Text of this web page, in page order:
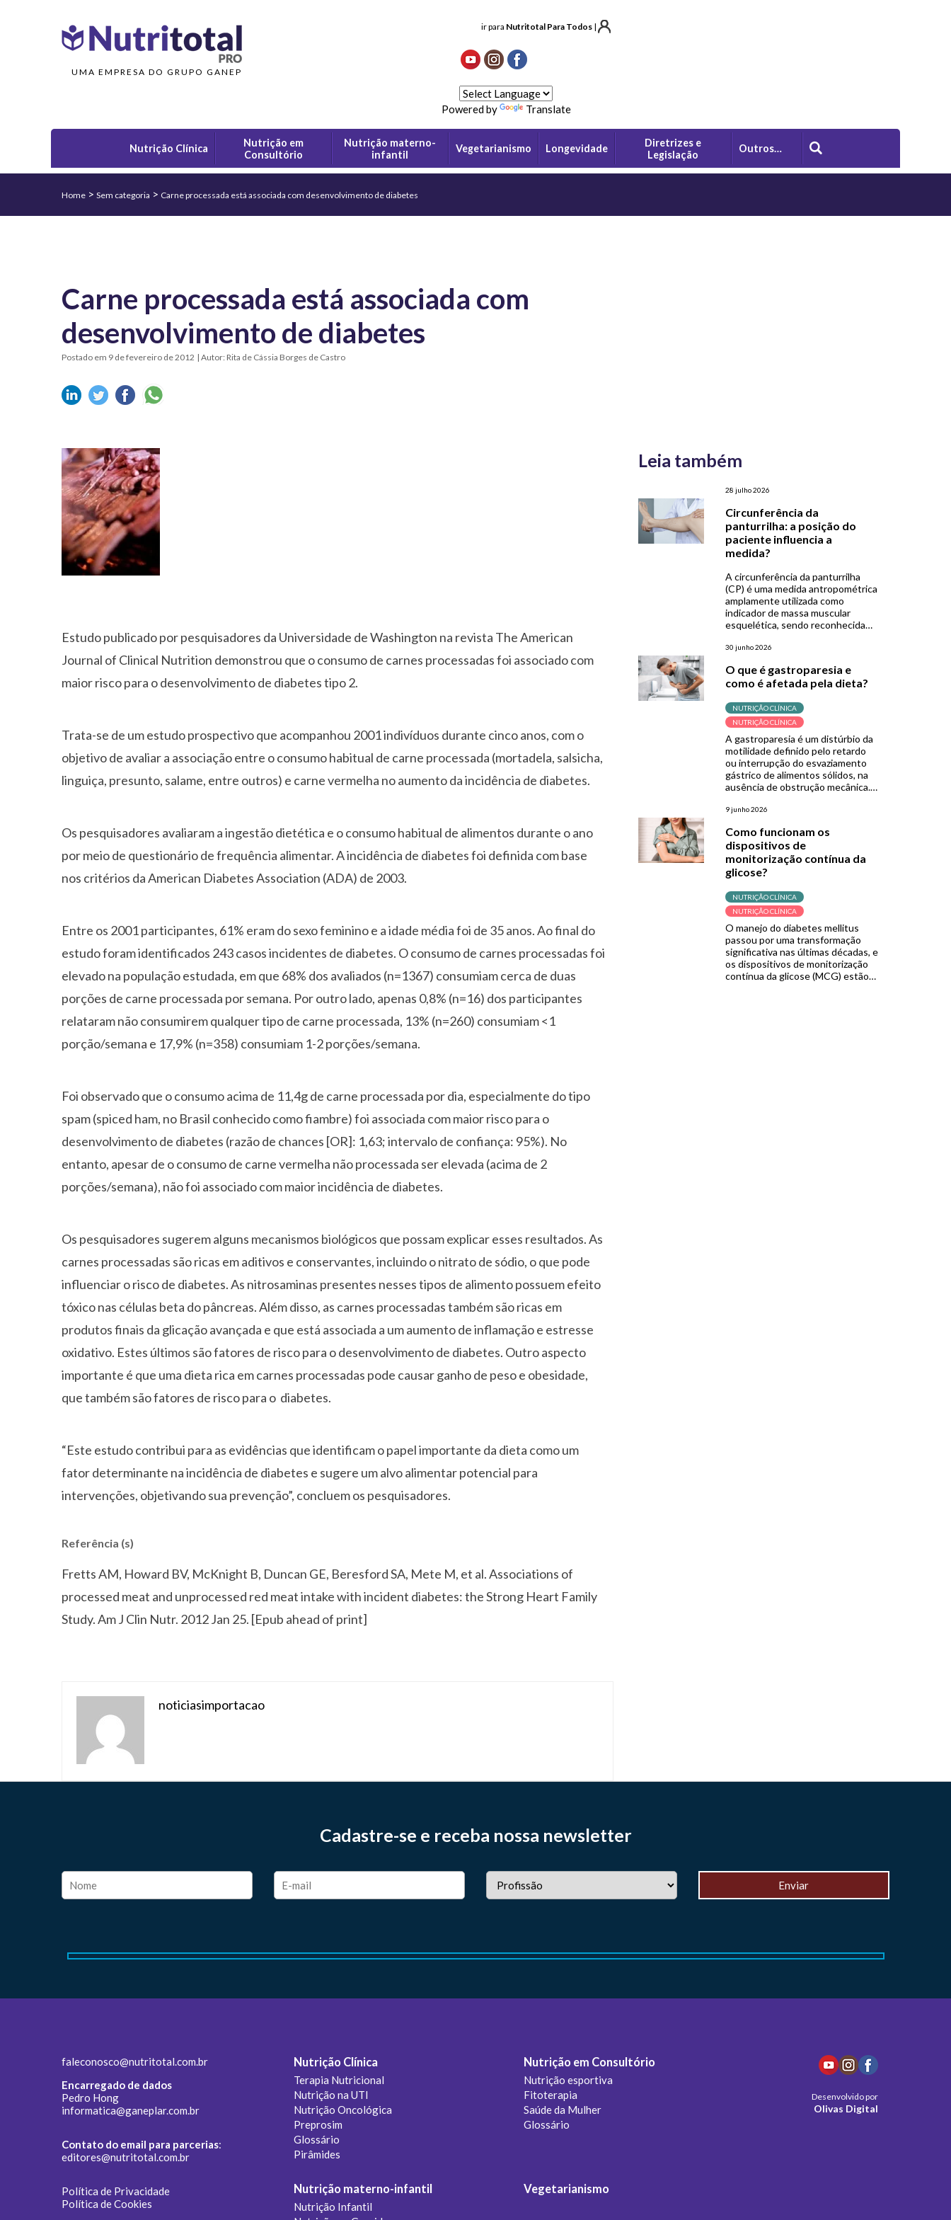
UMA EMPRESA DO GRUPO GANEP
Powered by Translate
ir para Nutritotal Para Todos |
Nutrição Clínica
Nutrição em
Consultório
Nutrição materno-
infantil
Vegetarianismo Longevidade
Diretrizes e
Legislação
Outros…
Home > Sem categoria > Carne processada está associada com desenvolvimento de diabetes
Carne processada está associada com
desenvolvimento de diabetes
Postado em 9 de fevereiro de 2012 | Autor: Rita de Cássia Borges de Castro
Estudo publicado por pesquisadores da Universidade de Washington na revista The American
Journal of Clinical Nutrition demonstrou que o consumo de carnes processadas foi associado com
maior risco para o desenvolvimento de diabetes tipo 2.
Trata-se de um estudo prospectivo que acompanhou 2001 indivíduos durante cinco anos, com o
objetivo de avaliar a associação entre o consumo habitual de carne processada (mortadela, salsicha,
linguiça, presunto, salame, entre outros) e carne vermelha no aumento da incidência de diabetes.
Os pesquisadores avaliaram a ingestão dietética e o consumo habitual de alimentos durante o ano
por meio de questionário de frequência alimentar. A incidência de diabetes foi definida com base
nos critérios da American Diabetes Association (ADA) de 2003.
Entre os 2001 participantes, 61% eram do sexo feminino e a idade média foi de 35 anos. Ao final do
estudo foram identificados 243 casos incidentes de diabetes. O consumo de carnes processadas foi
elevado na população estudada, em que 68% dos avaliados (n=1367) consumiam cerca de duas
porções de carne processada por semana. Por outro lado, apenas 0,8% (n=16) dos participantes
relataram não consumirem qualquer tipo de carne processada, 13% (n=260) consumiam <1
porção/semana e 17,9% (n=358) consumiam 1-2 porções/semana.
Foi observado que o consumo acima de 11,4g de carne processada por dia, especialmente do tipo
spam (spiced ham, no Brasil conhecido como fiambre) foi associada com maior risco para o
desenvolvimento de diabetes (razão de chances [OR]: 1,63; intervalo de confiança: 95%). No
entanto, apesar de o consumo de carne vermelha não processada ser elevada (acima de 2
porções/semana), não foi associado com maior incidência de diabetes.
Os pesquisadores sugerem alguns mecanismos biológicos que possam explicar esses resultados. As
carnes processadas são ricas em aditivos e conservantes, incluindo o nitrato de sódio, o que pode
influenciar o risco de diabetes. As nitrosaminas presentes nesses tipos de alimento possuem efeito
tóxico nas células beta do pâncreas. Além disso, as carnes processadas também são ricas em
produtos finais da glicação avançada e que está associada a um aumento de inflamação e estresse
oxidativo. Estes últimos são fatores de risco para o desenvolvimento de diabetes. Outro aspecto
importante é que uma dieta rica em carnes processadas pode causar ganho de peso e obesidade,
que também são fatores de risco para o diabetes.
“Este estudo contribui para as evidências que identificam o papel importante da dieta como um
fator determinante na incidência de diabetes e sugere um alvo alimentar potencial para
intervenções, objetivando sua prevenção”, concluem os pesquisadores.
Referência (s)
Fretts AM, Howard BV, McKnight B, Duncan GE, Beresford SA, Mete M, et al. Associations of
processed meat and unprocessed red meat intake with incident diabetes: the Strong Heart Family
Study. Am J Clin Nutr. 2012 Jan 25. [Epub ahead of print]
Leia também
28 julho 2026
Circunferência da
panturrilha: a posição do
paciente influencia a
medida?
A circunferência da panturrilha
(CP) é uma medida antropométrica
amplamente utilizada como
indicador de massa muscular
esquelética, sendo reconhecida
Organização Mundial da Saúde
na simplicidade, sendo uma
ferramenta de baixo custo, não
especialmente útil em contextos
de menor […]
30 junho 2026
O que é gastroparesia e
como é afetada pela dieta?
NUTRIÇÃO CLÍNICA
NUTRIÇÃO CLÍNICA
A gastroparesia é um distúrbio da
motilidade definido pelo retardo
ou interrupção do esvaziamento
gástrico de alimentos sólidos, na
ausência de obstrução mecânica.
alimentos, os músculos da parede
alimentos em pedaços menores e
os empurram para o intestino
delgado para continuar a
digestão. Porém, quando se […]
9 junho 2026
Como funcionam os
dispositivos de
monitorização contínua da
glicose?
NUTRIÇÃO CLÍNICA
NUTRIÇÃO CLÍNICA
O manejo do diabetes mellitus
passou por uma transformação
significativa nas últimas décadas, e
os dispositivos de monitorização
contínua da glicose (MCG) estão
noticiasimportacao
Cadastre-se e receba nossa newsletter
faleconosco@nutritotal.com.br
Encarregado de dados
Pedro Hong
informatica@ganeplar.com.br
Contato do email para parcerias:
editores@nutritotal.com.br
Política de Privacidade
Política de Cookies
Nutrição Clínica
Terapia Nutricional
Nutrição na UTI
Nutrição Oncológica
Preprosim
Glossário
Pirâmides
Nutrição em Consultório
Nutrição esportiva
Fitoterapia
Saúde da Mulher
Glossário
Nutrição materno-infantil
Nutrição Infantil
Vegetarianismo
Desenvolvido por
Olivas Digital